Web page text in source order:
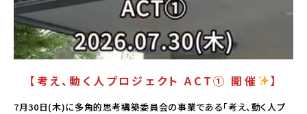
【考え、動く人プロジェクト ACT① 開催 】
7月30日(木)に多角的思考構築委員会の事業である「考え、動く人プ